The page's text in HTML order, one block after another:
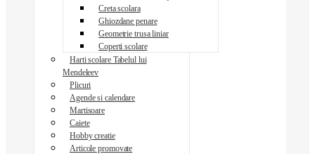
Creta scolara
Ghiozdane penare
Geometrie trusa liniar
Coperti scolare
Harti scolare Tabelul lui
Mendeleev
Plicuri
Agende si calendare
Martisoare
Caiete
Hobby creatie
Articole promovate